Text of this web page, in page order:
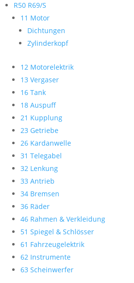
R50 R69/S
11 Motor
Dichtungen
Zylinderkopf
12 Motorelektrik
13 Vergaser
16 Tank
18 Auspuff
21 Kupplung
23 Getriebe
26 Kardanwelle
31 Telegabel
32 Lenkung
33 Antrieb
34 Bremsen
36 Räder
46 Rahmen & Verkleidung
51 Spiegel & Schlösser
61 Fahrzeugelektrik
62 Instrumente
63 Scheinwerfer